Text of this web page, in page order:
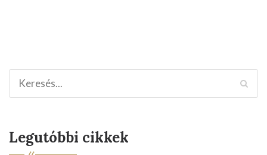
Legutóbbi cikkek